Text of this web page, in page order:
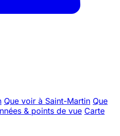
Que voir à Saint-Martin Que
& points de vue Carte